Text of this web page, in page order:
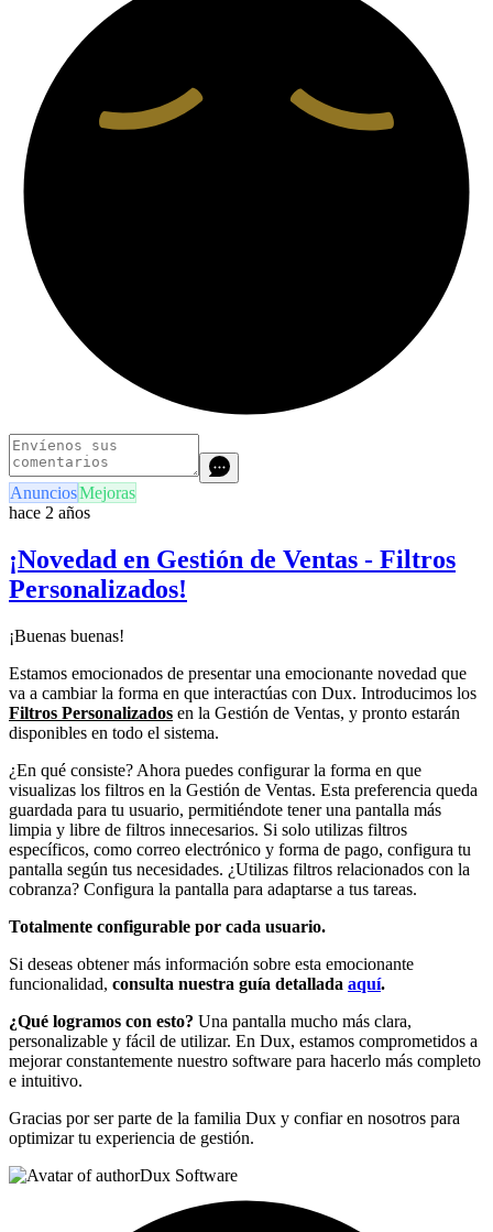
AnunciosMejoras
hace 2 años
¡Novedad en Gestión de Ventas - Filtros
Personalizados!
¡Buenas buenas!
Estamos emocionados de presentar una emocionante novedad que
va a cambiar la forma en que interactúas con Dux. Introducimos los
Filtros Personalizados en la Gestión de Ventas, y pronto estarán
disponibles en todo el sistema.
¿En qué consiste? Ahora puedes configurar la forma en que
visualizas los filtros en la Gestión de Ventas. Esta preferencia queda
guardada para tu usuario, permitiéndote tener una pantalla más
limpia y libre de filtros innecesarios. Si solo utilizas filtros
específicos, como correo electrónico y forma de pago, configura tu
pantalla según tus necesidades. ¿Utilizas filtros relacionados con la
cobranza? Configura la pantalla para adaptarse a tus tareas.
Totalmente configurable por cada usuario.
Si deseas obtener más información sobre esta emocionante
funcionalidad, consulta nuestra guía detallada aquí.
¿Qué logramos con esto? Una pantalla mucho más clara,
personalizable y fácil de utilizar. En Dux, estamos comprometidos a
mejorar constantemente nuestro software para hacerlo más completo
e intuitivo.
Gracias por ser parte de la familia Dux y confiar en nosotros para
optimizar tu experiencia de gestión.
Dux Software